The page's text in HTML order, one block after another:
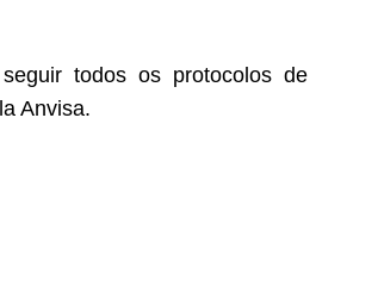
todos os protocolos de
Anvisa.